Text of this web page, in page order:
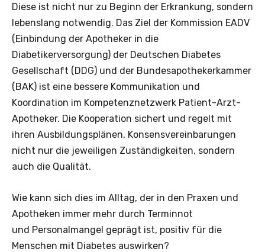
Diese ist nicht nur zu Beginn der Erkrankung, sondern
lebenslang notwendig. Das Ziel der Kommission EADV
(Einbindung der Apotheker in die
Diabetikerversorgung) der Deutschen Diabetes
Gesellschaft (DDG) und der Bundesapothekerkammer
(BAK) ist eine bessere Kommunikation und
Koordination im Kompetenznetzwerk Patient-Arzt-
Apotheker. Die Kooperation sichert und regelt mit
ihren Ausbildungsplänen, Konsensvereinbarungen
nicht nur die jeweiligen Zuständigkeiten, sondern
auch die Qualität.
Wie kann sich dies im Alltag, der in den Praxen und
Apotheken immer mehr durch Terminnot
und Personalmangel geprägt ist, positiv für die
Menschen mit Diabetes auswirken?